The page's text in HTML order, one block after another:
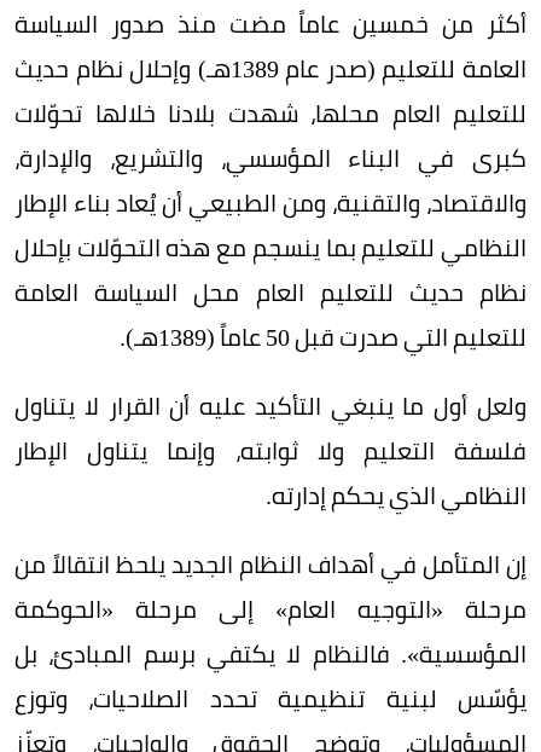
أكثر من خمسين عاماً مضت منذ صدور السياسة
العامة للتعليم (صدر عام 1389هـ) وإحلال نظام حديث
للتعليم العام محلها، شهدت بلادنا خلالها تحوّلات
كبرى في البناء المؤسسي، والتشريع، والإدارة،
والاقتصاد، والتقنية، ومن الطبيعي أن يُعاد بناء الإطار
النظامي للتعليم بما ينسجم مع هذه التحوّلات بإحلال
نظام حديث للتعليم العام محل السياسة العامة
للتعليم التي صدرت قبل 50 عاماً (1389هـ).
ولعل أول ما ينبغي التأكيد عليه أن القرار لا يتناول
فلسفة التعليم ولا ثوابته، وإنما يتناول الإطار
النظامي الذي يحكم إدارته.
إن المتأمل في أهداف النظام الجديد يلحظ انتقالاً من
مرحلة «التوجيه العام» إلى مرحلة «الحوكمة
المؤسسية». فالنظام لا يكتفي برسم المبادئ، بل
يؤسّس لبنية تنظيمية تحدد الصلاحيات، وتوزع